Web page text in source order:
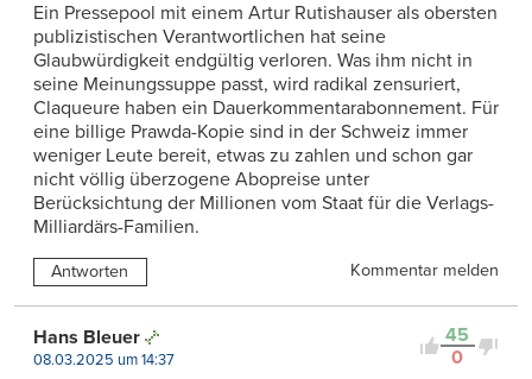
Ein Pressepool mit einem Artur Rutishauser als obersten
publizistischen Verantwortlichen hat seine
Glaubwürdigkeit endgültig verloren. Was ihm nicht in
seine Meinungssuppe passt, wird radikal zensuriert,
Claqueure haben ein Dauerkommentarabonnement. Für
eine billige Prawda-Kopie sind in der Schweiz immer
weniger Leute bereit, etwas zu zahlen und schon gar
nicht völlig überzogene Abopreise unter
Berücksichtung der Millionen vom Staat für die Verlags-
Milliardärs-Familien.
Antworten Kommentar melden
45
0
Hans Bleuer
08.03.2025 um 14:37